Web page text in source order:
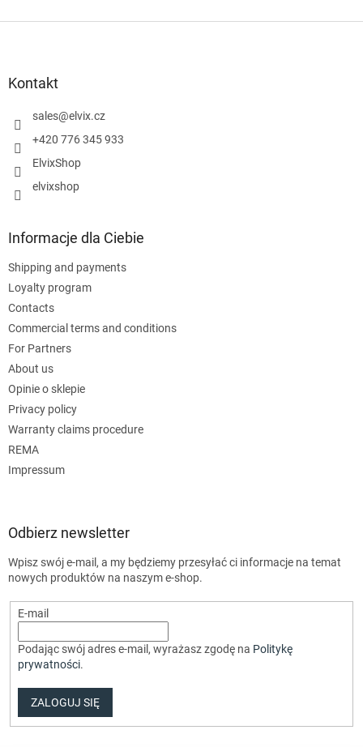
Kontakt
sales@elvix.cz
+420 776 345 933
ElvixShop
elvixshop
Informacje dla Ciebie
Shipping and payments
Loyalty program
Contacts
Commercial terms and conditions
For Partners
About us
Opinie o sklepie
Privacy policy
Warranty claims procedure
REMA
Impressum
Odbierz newsletter
Wpisz swój e-mail, a my będziemy przesyłać ci informacje na temat
nowych produktów na naszym e-shop.
E-mail
Podając swój adres e-mail, wyrażasz zgodę na Politykę
prywatności.
ZALOGUJ SIĘ